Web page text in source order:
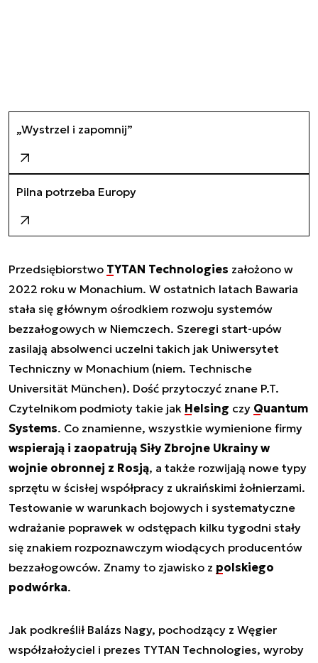
„Wystrzel i zapomnij”
Pilna potrzeba Europy
Przedsiębiorstwo TYTAN Technologies założono w
2022 roku w Monachium. W ostatnich latach Bawaria
stała się głównym ośrodkiem rozwoju systemów
bezzałogowych w Niemczech. Szeregi start-upów
zasilają absolwenci uczelni takich jak Uniwersytet
Techniczny w Monachium (niem. Technische
Universität München). Dość przytoczyć znane P.T.
Czytelnikom podmioty takie jak Helsing czy Quantum
Systems. Co znamienne, wszystkie wymienione firmy
wspierają i zaopatrują Siły Zbrojne Ukrainy w
wojnie obronnej z Rosją, a także rozwijają nowe typy
sprzętu w ścisłej współpracy z ukraińskimi żołnierzami.
Testowanie w warunkach bojowych i systematyczne
wdrażanie poprawek w odstępach kilku tygodni stały
się znakiem rozpoznawczym wiodących producentów
bezzałogowców. Znamy to zjawisko z polskiego
podwórka.
Jak podkreślił Balázs Nagy, pochodzący z Węgier
współzałożyciel i prezes TYTAN Technologies, wyroby